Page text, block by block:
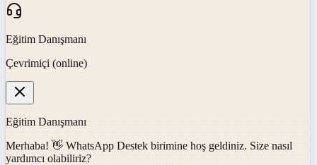
Eğitim Danışmanı
Çevrimiçi (online)
Eğitim Danışmanı
Merhaba! 👋 WhatsApp Destek birimine hoş geldiniz. Size nasıl
yardımcı olabiliriz?